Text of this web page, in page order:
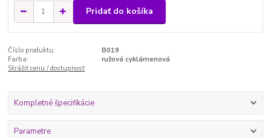
Pridať do košíka
Číslo produktu:
B019
Farba:
ružová cyklámenová
Strážiť cenu / dostupnosť
Kompletné špecifikácie
Parametre